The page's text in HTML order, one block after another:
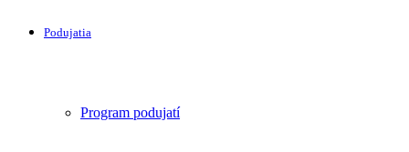
Podujatia
Program podujatí